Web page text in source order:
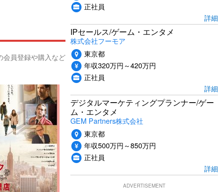
会員登録や購入など
正社員
詳細
IPセールス/ゲーム・エンタメ
株式会社フーモア
東京都
年収320万円～420万円
正社員
詳細
デジタルマーケティングプランナー/ゲー
ム・エンタメ
GEM Partners株式会社
東京都
年収500万円～850万円
正社員
詳細
ADVERTISEMENT